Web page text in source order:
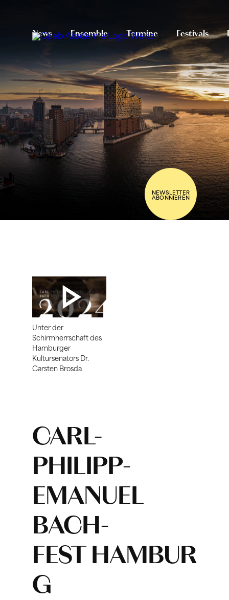
News Ensemble Termine Festivals
NEWSLETTER
ABONNIEREN
Unter der
Schirmherrschaft des
Hamburger
Kultursenators Dr.
Carsten Brosda
CARL-
PHILIPP-
EMANUEL
BACH-
FEST HAMBUR
G